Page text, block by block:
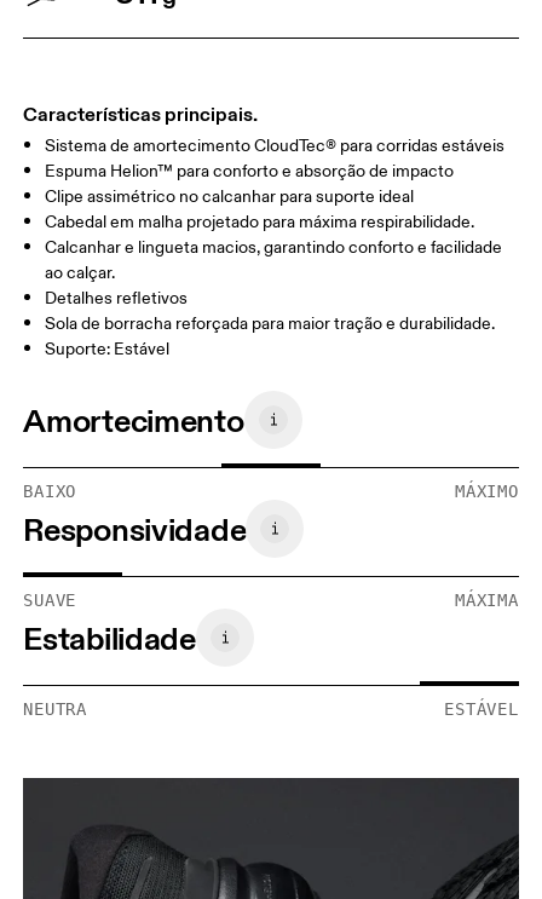
Características principais.
Sistema de amortecimento CloudTec® para corridas estáveis
Espuma Helion™ para conforto e absorção de impacto
Clipe assimétrico no calcanhar para suporte ideal
Cabedal em malha projetado para máxima respirabilidade.
Calcanhar e lingueta macios, garantindo conforto e facilidade
ao calçar.
Detalhes refletivos
Sola de borracha reforçada para maior tração e durabilidade.
Suporte: Estável
Amortecimento
BAIXO MÁXIMO
Responsividade
SUAVE MÁXIMA
Estabilidade
NEUTRA ESTÁVEL